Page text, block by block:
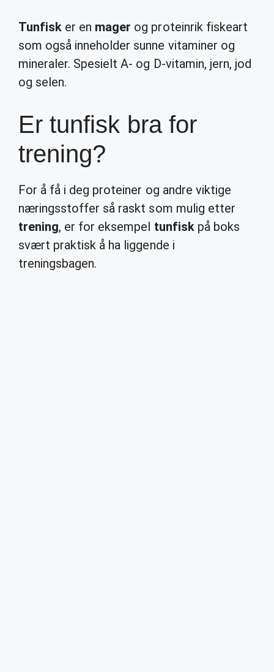
Tunfisk er en mager og proteinrik fiskeart
som også inneholder sunne vitaminer og
mineraler. Spesielt A- og D-vitamin, jern, jod
og selen.
Er tunfisk bra for
trening?
For å få i deg proteiner og andre viktige
næringsstoffer så raskt som mulig etter
trening, er for eksempel tunfiskpå boks
svært praktisk å ha liggende i
treningsbagen.